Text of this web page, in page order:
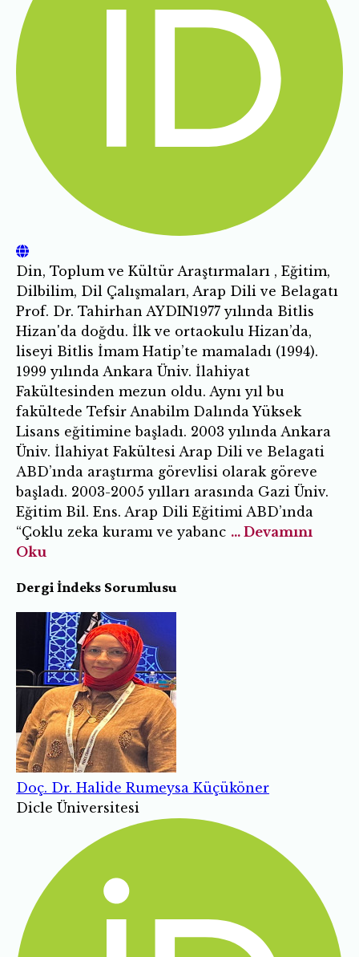
Din, Toplum ve Kültür Araştırmaları , Eğitim,
Dilbilim, Dil Çalışmaları, Arap Dili ve Belagatı
Prof. Dr. Tahirhan AYDIN1977 yılında Bitlis
Hizan'da doğdu. İlk ve ortaokulu Hizan’da,
liseyi Bitlis İmam Hatip’te mamaladı (1994).
1999 yılında Ankara Üniv. İlahiyat
Fakültesinden mezun oldu. Aynı yıl bu
fakültede Tefsir Anabilm Dalında Yüksek
Lisans eğitimine başladı. 2003 yılında Ankara
Üniv. İlahiyat Fakültesi Arap Dili ve Belagati
ABD’ında araştırma görevlisi olarak göreve
başladı. 2003-2005 yılları arasında Gazi Üniv.
Eğitim Bil. Ens. Arap Dili Eğitimi ABD’ında
“Çoklu zeka kuramı ve yabanc ... Devamını
Oku
Dergi İndeks Sorumlusu
Doç. Dr. Halide Rumeysa Küçüköner
Dicle Üniversitesi